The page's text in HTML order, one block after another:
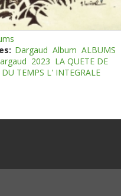
Dargaud Album ALBUMS
2023 LA QUETE DE
DU TEMPS L' INTEGRALE